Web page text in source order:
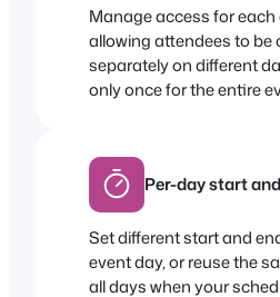
Manage access for each
allowing attendees to be
separately on different
only once for the entire
Per-day start
Set different start and
event day, or reuse the
all days when your